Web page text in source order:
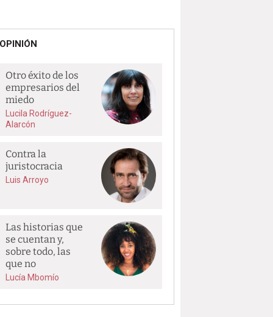
OPINIÓN
Otro éxito de los
empresarios del
miedo
Lucila Rodríguez-
Alarcón
Contra la
juristocracia
Luis Arroyo
Las historias que
se cuentan y,
sobre todo, las
que no
Lucía Mbomío